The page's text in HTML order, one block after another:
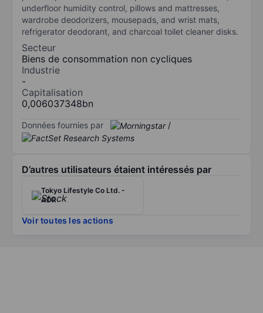
underfloor humidity control, pillows and mattresses,
wardrobe deodorizers, mousepads, and wrist mats,
refrigerator deodorant, and charcoal toilet cleaner disks.
Secteur
Biens de consommation non cycliques
Industrie
-
Capitalisation
0,006037348bn
Données fournies par /
D’autres utilisateurs étaient intéressés par
Tokyo Lifestyle Co Ltd. -
ADR
Voir toutes les actions